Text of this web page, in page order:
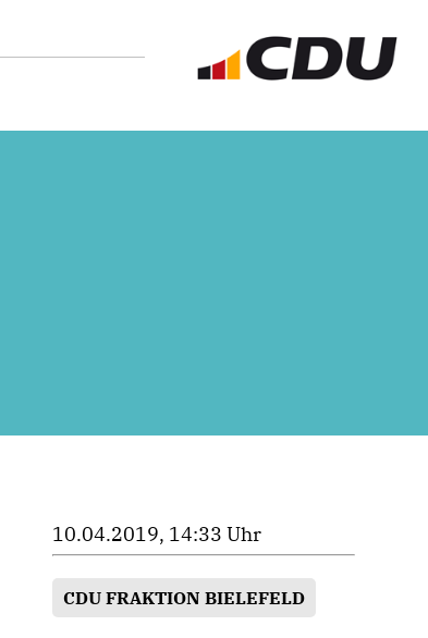
10.04.2019, 14:33 Uhr
CDU FRAKTION BIELEFELD